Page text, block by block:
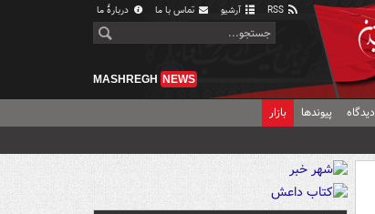
آرشیو تماس با ما دربارهٔ ما
MASHREGH NEWS
دیدگاه پیوندها بازار